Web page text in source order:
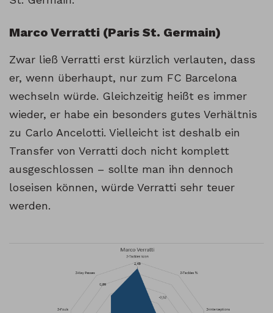
Marco Verratti (Paris St. Germain)
Zwar ließ Verratti erst kürzlich verlauten, dass
er, wenn überhaupt, nur zum FC Barcelona
wechseln würde. Gleichzeitig heißt es immer
wieder, er habe ein besonders gutes Verhältnis
zu Carlo Ancelotti. Vielleicht ist deshalb ein
Transfer von Verratti doch nicht komplett
ausgeschlossen – sollte man ihn dennoch
loseisen können, würde Verratti sehr teuer
werden.